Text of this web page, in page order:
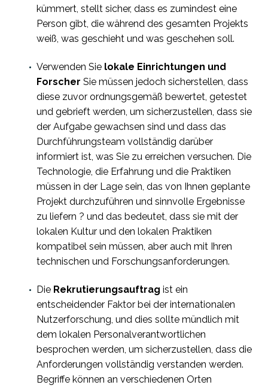
kümmert, stellt sicher, dass es zumindest eine
Person gibt, die während des gesamten Projekts
weiß, was geschieht und was geschehen soll.
Verwenden Sie lokale Einrichtungen und
Forscher Sie müssen jedoch sicherstellen, dass
diese zuvor ordnungsgemäß bewertet, getestet
und gebrieft werden, um sicherzustellen, dass sie
der Aufgabe gewachsen sind und dass das
Durchführungsteam vollständig darüber
informiert ist, was Sie zu erreichen versuchen. Die
Technologie, die Erfahrung und die Praktiken
müssen in der Lage sein, das von Ihnen geplante
Projekt durchzuführen und sinnvolle Ergebnisse
zu liefern ? und das bedeutet, dass sie mit der
lokalen Kultur und den lokalen Praktiken
kompatibel sein müssen, aber auch mit Ihren
technischen und Forschungsanforderungen.
Die Rekrutierungsauftrag ist ein
entscheidender Faktor bei der internationalen
Nutzerforschung, und dies sollte mündlich mit
dem lokalen Personalverantwortlichen
besprochen werden, um sicherzustellen, dass die
Anforderungen vollständig verstanden werden.
Begriffe können an verschiedenen Orten